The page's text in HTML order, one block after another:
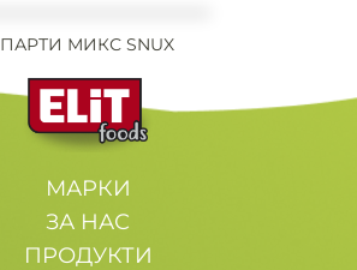
ПАРТИ МИКС SNUX
МАРКИ
ЗА НАС
ПРОДУКТИ